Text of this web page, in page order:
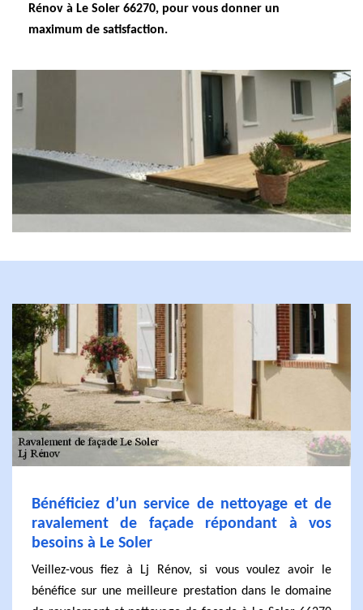
Rénov à Le Soler 66270, pour vous donner un
maximum de satisfaction.
Bénéficiez d’un service de nettoyage et de
ravalement de façade répondant à vos
besoins à Le Soler
Veillez-vous fiez à Lj Rénov, si vous voulez avoir le
bénéfice sur une meilleure prestation dans le domaine